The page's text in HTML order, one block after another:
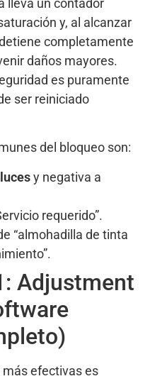
lleva un contador
y, al alcanzar
completamente
daños mayores.
es puramente
ser reiniciado
del bloqueo son:
y negativa a
requerido”.
“almohadilla de tinta
Adjustment
más efectivas es